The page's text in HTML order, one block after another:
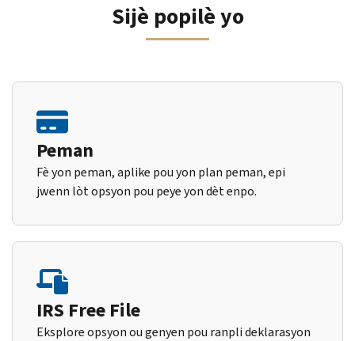
Sijè popilè yo
Peman
Fè yon peman, aplike pou yon plan peman, epi
jwenn lòt opsyon pou peye yon dèt enpo.
IRS Free File
Eksplore opsyon ou genyen pou ranpli deklarasyon